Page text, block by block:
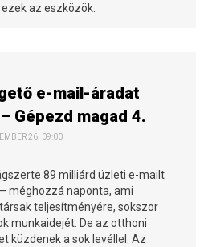
az eszközök.
e-mail-áradat
Gépezd magad 4.
26. 09:00
89 milliárd üzleti e-mailt
méghozzá naponta, ami
teljesítményére, sokszor
munkaidejét. De az otthoni
küzdenek a sok levéllel. Az